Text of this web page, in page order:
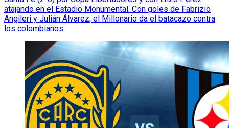
atajando en el Estadio Monumental. Con goles de Fabrizio
Angileri y Julián Álvarez, el Millonario da el batacazo contra
los colombianos.